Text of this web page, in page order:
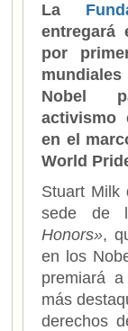
La
entregará
por
Nobel
activismo
en el
World
Stuart Milk
sede de
Honors»,
en los
premiará
más
derechos